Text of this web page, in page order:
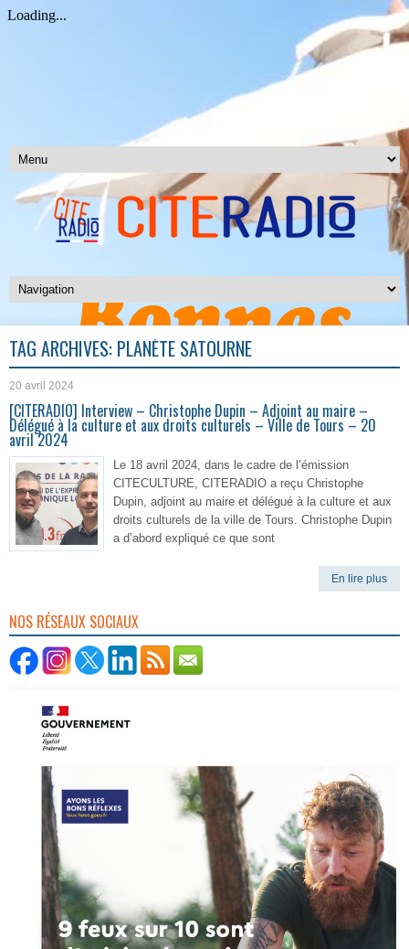
TAG ARCHIVES: PLANÈTE SATOURNE
20 avril 2024
[CITERADIO] Interview – Christophe Dupin – Adjoint au maire –
Délégué à la culture et aux droits culturels – Ville de Tours – 20
avril 2024
Le 18 avril 2024, dans le cadre de l’émission
CITECULTURE, CITERADIO a reçu Christophe
Dupin, adjoint au maire et délégué à la culture et aux
droits culturels de la ville de Tours. Christophe Dupin
a d’abord expliqué ce que sont
En lire plus
NOS RÉSEAUX SOCIAUX